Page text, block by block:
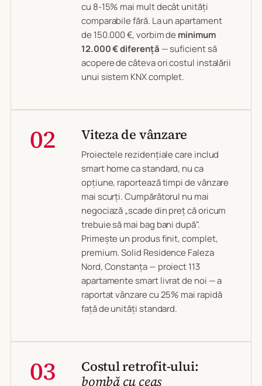
cu 8-15% mai mult decât unități
comparabile fără. La un apartament
de 150.000 €, vorbim de minimum
12.000 € diferență — suficient să
acopere de câteva ori costul instalării
unui sistem KNX complet.
02 Viteza de vânzare
Proiectele rezidențiale care includ
smart homeca standard, nu ca
opțiune, raportează timpi de vânzare
mai scurți. Cumpărătorul nu mai
negociază „scade din preț că oricum
trebuie să mai bag bani după".
Primește un produs finit, complet,
premium. Solid Residence Faleza
Nord, Constanța — proiect 113
apartamente smart livrat de noi — a
raportat vânzare cu 25% mai rapidă
față de unități standard.
03
Costul retrofit-ului:
bombă cu ceas